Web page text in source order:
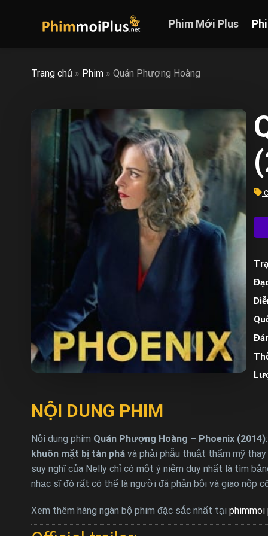
Phim Mới Plus
Trang chủ » Phim » Quán Phượng Hoàng
NỘI DUNG PHIM
Nội dung phim Quán Phượng Hoàng – Phoenix (2014)
khuôn mặt bị tàn phá và phải phẫu thuật thẩm mỹ
suy nghĩ của Nelly chỉ có một ý niệm duy nhất là tìm
nhạc sĩ đó rất có thể là người đã phản bội và giao nộp
Xem thêm hàng ngàn bộ phim đặc sắc nhất tại phimmoi